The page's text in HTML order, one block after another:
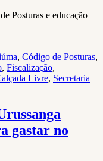
Posturas e educação
, Código de Posturas,
, Fiscalização,
Livre, Secretaria
gastar no